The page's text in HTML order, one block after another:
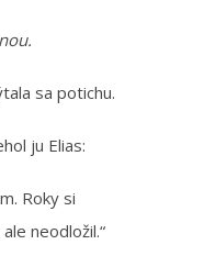
sa potichu.
ju Elias:
Roky si
neodložil.“